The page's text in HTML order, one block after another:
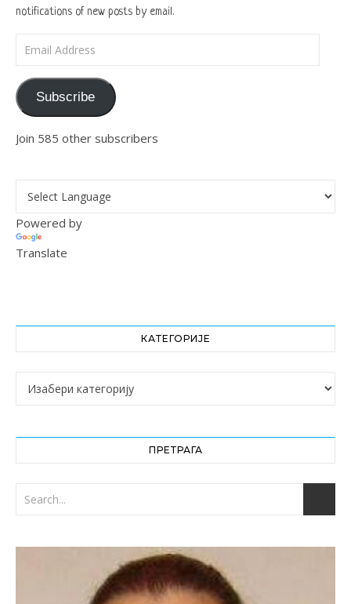
notifications of new posts by email.
Subscribe
Join 585 other subscribers
Powered by
Translate
КАТЕГОРИЈЕ
Категорије
ПРЕТРАГА